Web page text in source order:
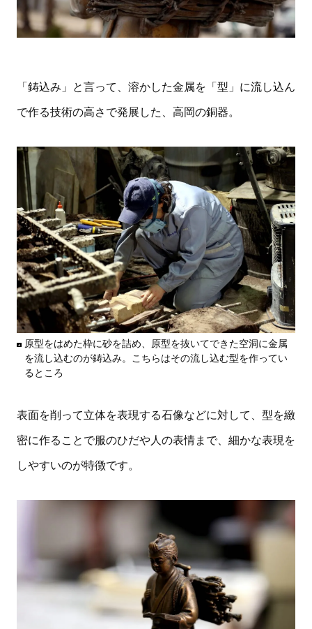
「鋳込み」と言って、溶かした金属を「型」に流し込ん
で作る技術の高さで発展した、高岡の銅器。
原型をはめた枠に砂を詰め、原型を抜いてできた空洞に金属
を流し込むのが鋳込み。こちらはその流し込む型を作ってい
るところ
表面を削って立体を表現する石像などに対して、型を緻
密に作ることで服のひだや人の表情まで、細かな表現を
しやすいのが特徴です。